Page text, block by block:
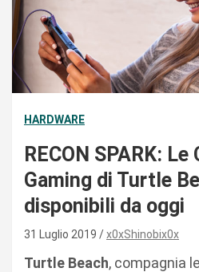
HARDWARE
RECON SPARK:
Gaming di Turtle
disponibili da oggi
31 Luglio 2019 x0xShinobix0x
Turtle Beach, compagnia